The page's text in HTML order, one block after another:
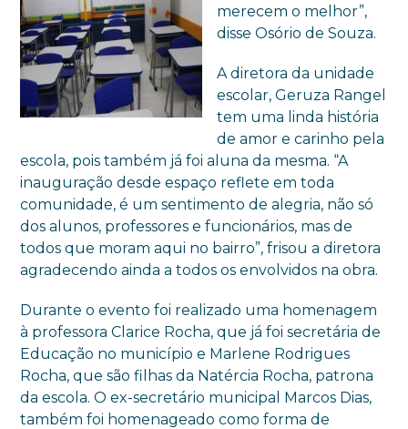
merecem o melhor”,
disse Osório de Souza.
A diretora da unidade
escolar, Geruza Rangel
tem uma linda história
de amor e carinho pela
escola, pois também já foi aluna da mesma. “A
inauguração desde espaço reflete em toda
comunidade, é um sentimento de alegria, não só
dos alunos, professores e funcionários, mas de
todos que moram aqui no bairro”, frisou a diretora
agradecendo ainda a todos os envolvidos na obra.
Durante o evento foi realizado uma homenagem
à professora Clarice Rocha, que já foi secretária de
Educação no município e Marlene Rodrigues
Rocha, que são filhas da Natércia Rocha, patrona
da escola. O ex-secretário municipal Marcos Dias,
também foi homenageado como forma de